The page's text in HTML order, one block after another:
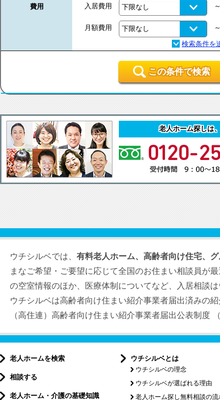
費用 入居費用
月額費用
この条件で検索
老人ホーム探しは
ウチシルベでは、 有料老人ホーム、高齢者向け住宅、
まなご希望・ご要望に応じて全国のお住まい相談員が
の空室情報のほか、医療体制についてなど、入居相談
ウチシルベは高齢者向け住まい紹介事業者届出済みの
（高住連）高齢者向け住まい紹介事業者届出公表制度
老人ホームを検索
相談する
老人ホーム・介護の基礎知識
ウチシルベとは
ウチシルベの理念
ウチシルベが選ばれる理由
老人ホーム探し無料相談の流